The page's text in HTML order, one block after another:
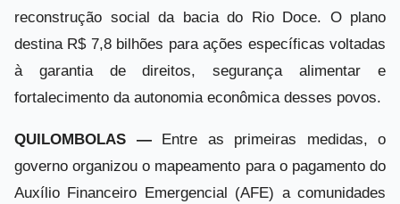
reconstrução social da bacia do Rio Doce. O plano
destina R$ 7,8 bilhões para ações específicas voltadas
à garantia de direitos, segurança alimentar e
fortalecimento da autonomia econômica desses povos.
QUILOMBOLAS —Entre as primeiras medidas, o
governo organizou o mapeamento para o pagamento do
Auxílio Financeiro Emergencial (AFE) a comunidades